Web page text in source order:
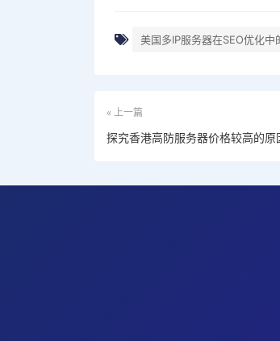
美国多IP服务器在SEO优化中
« 上一篇
探究香港高防服务器价格较高的原